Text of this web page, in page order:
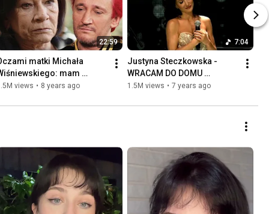
22:59
matki Michała
mam
że Michał mi
views • 8 years ago
7:04
Justyna Steczkowska -
WRACAM DO DOMU
#ArtyściPrzeciwNienawiści
1.5M views • 7 years ago